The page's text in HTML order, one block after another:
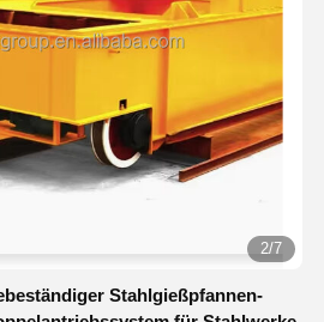
2/7
Stahlgießpfannen-